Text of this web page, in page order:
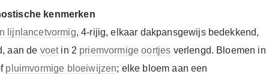
kenmerken
lijnlancetvormig, 4-rijig, elkaar dakpansgewijs bedekkend,
aan de voetin 2 priemvormige oortjes verlengd. Bloemen in
pluimvormige bloeiwijzen; elke bloem aan een